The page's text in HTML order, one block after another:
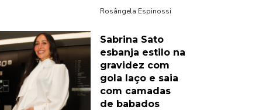
Rosângela Espinossi
Sabrina Sato
esbanja estilo na
gravidez com
gola laço e saia
com camadas
de babados